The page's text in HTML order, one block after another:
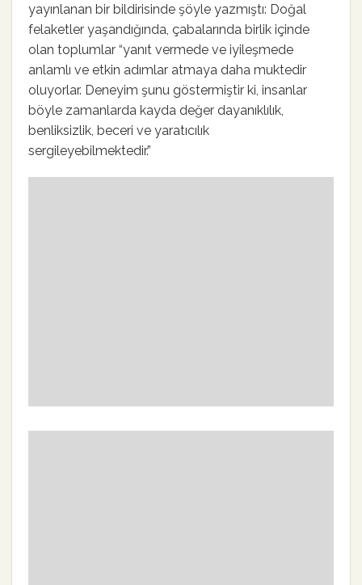
yayınlanan bir bildirisinde şöyle yazmıştı: Doğal
felaketler yaşandığında, çabalarında birlik içinde
olan toplumlar “yanıt vermede ve iyileşmede
anlamlı ve etkin adımlar atmaya daha muktedir
oluyorlar. Deneyim şunu göstermiştir ki, insanlar
böyle zamanlarda kayda değer dayanıklılık,
benliksizlik, beceri ve yaratıcılık
sergileyebilmektedir.”